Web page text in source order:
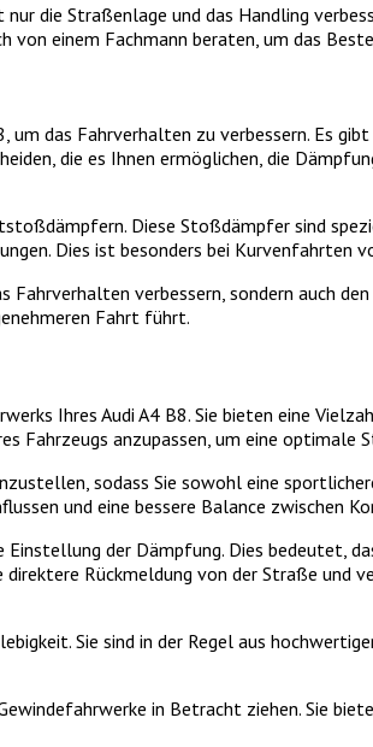
die Straßenlage und das Handling
von einem Fachmann beraten, um das
das Fahrverhalten zu verbessern. Es
die es Ihnen ermöglichen, die
Diese Stoßdämpfer sind
Dies ist besonders bei Kurvenfahrten
verbessern, sondern auch
Fahrt führt.
Ihres Audi A4 B8. Sie bieten eine
Fahrzeugs anzupassen, um eine optimale
sodass Sie sowohl eine
und eine bessere Balance zwischen
der Dämpfung. Dies bedeutet,
Rückmeldung von der Straße
Sie sind in der Regel aus
in Betracht ziehen. Sie